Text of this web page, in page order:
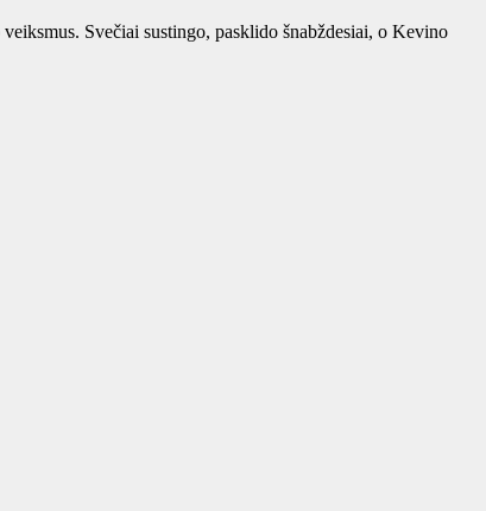
Svečiai sustingo, pasklido šnabždesiai, o Kevino